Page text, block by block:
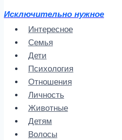
Исключительно нужное
Интересное
Семья
Дети
Психология
Отношения
Личность
Животные
Детям
Волосы